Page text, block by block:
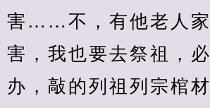
害……不，有他老人家
害，我也要去祭祖，
办，敲的列祖列宗棺